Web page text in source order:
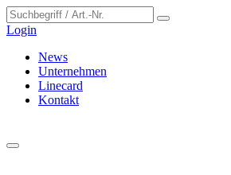
Login
News
Unternehmen
Linecard
Kontakt
Cookie-Einstellungen